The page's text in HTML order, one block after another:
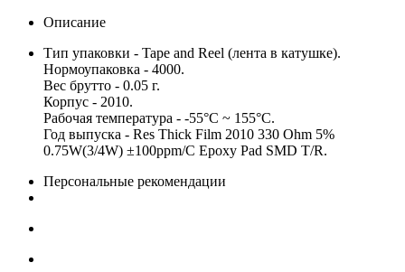
Описание
Тип упаковки - Tape and Reel (лента в катушке).
Нормоупаковка - 4000.
Вес брутто - 0.05 г.
Корпус - 2010.
Рабочая температура - -55°C ~ 155°C.
Год выпуска - Res Thick Film 2010 330 Ohm 5%
0.75W(3/4W) ±100ppm/C Epoxy Pad SMD T/R.
Персональные рекомендации